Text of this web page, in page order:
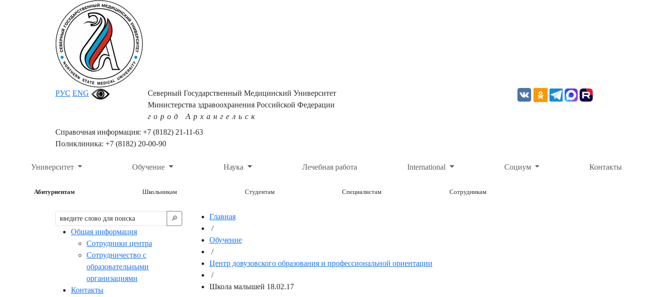
РУС ENG
Северный Государственный Медицинский Университет
Министерства здравоохранения Российской Федерации
город Архангельск
Справочная информация: +7 (8182) 21-11-63
Поликлиника: +7 (8182) 20-00-90
Университет Обучение Наука Лечебная работа International Социум Контакты
Абитуриентам Школьникам Студентам Специалистам Сотрудникам
🔎︎
Общая информация
Сотрудники центра
Сотрудничество с
образовательными
организациями
Контакты
Главная
/
Обучение
/
Центр довузовского образования и профессиональной ориентации
/
Школа малышей 18.02.17